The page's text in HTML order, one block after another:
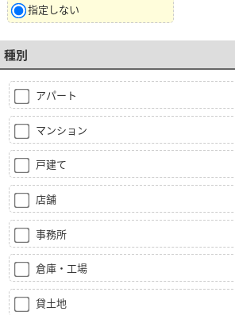
指定しない
種別
アパート
マンション
戸建て
店舗
事務所
倉庫・工場
貸土地